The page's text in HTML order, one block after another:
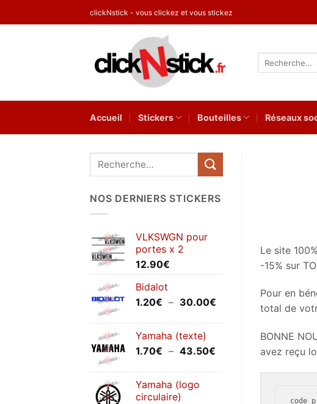
au
clickNstick - vous clickez et vous stickez
Accueil Stickers Bouteilles Réseaux
Recherche
NOS DERNIERS STICKERS
VLKSWGN pour
portes x 2
12.90€
Bidalot
1.20€ – 30.00€
Yamaha (texte)
1.70€ – 43.50€
Yamaha (logo
circulaire)
Le site
-15% sur
Pour en
total de
BONNE
avez reçu
code